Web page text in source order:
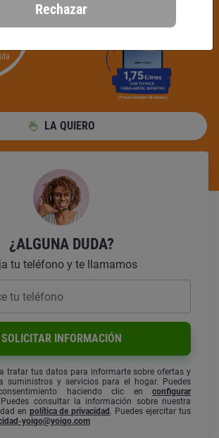
LA QUIERO
¿ALGUNA DUDA?
tu teléfono y te llamamos
tu teléfono
SOLICITAR INFORMACIÓN
a tratar tus datos para informarte sobre ofertas y
suministros y servicios para el hogar. Puedes
haciendo clic en configurar
consultar la información sobre nuestra
en política de privacidad . Puedes ejercitar tus
yoigo@yoigo.com
Rechazar